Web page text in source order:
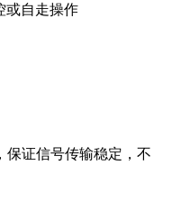
或自走操作
保证信号传输稳定，不